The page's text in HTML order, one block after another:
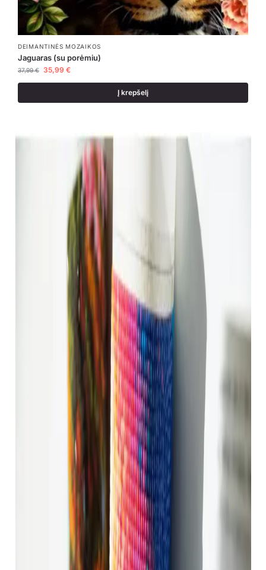
DEIMANTINĖS MOZAIKOS
Jaguaras (su porėmiu)
37,99€ 35,99 €
Į krepšelį